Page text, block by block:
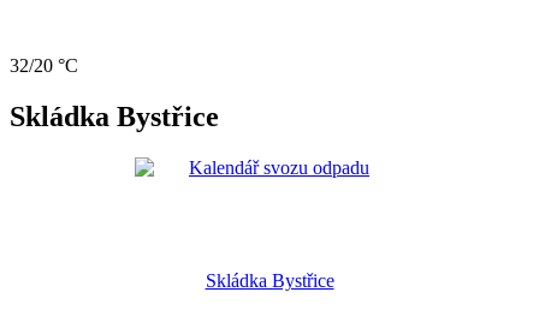
32/20 °C
Skládka Bystřice
Skládka Bystřice